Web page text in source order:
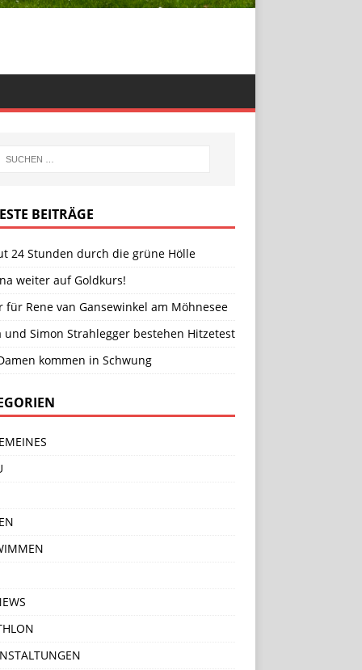
BEITRÄGE
24 Stunden durch die grüne Hölle
weiter auf Goldkurs!
für Rene van Gansewinkel am Möhnesee
und Simon Strahlegger bestehen Hitzetest
kommen in Schwung